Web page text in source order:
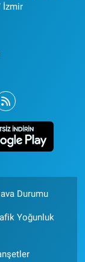
İzmir
Durumu
Yoğunluk